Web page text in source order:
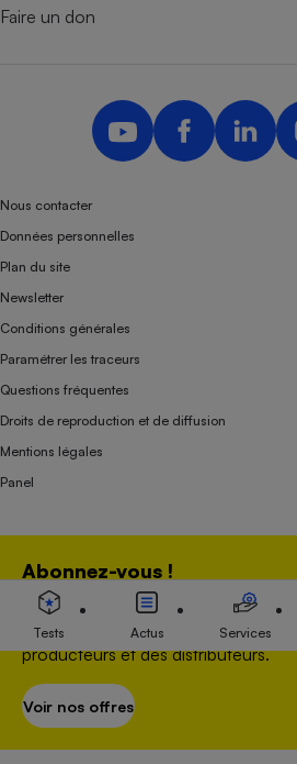
Abonnez-vous !
Bénéficiez d'une expertise unique
une association 100 %
producteurs et des distributeurs.
Voir nos offres
Faire un don
Nous contacter
Données personnelles
Plan du site
Newsletter
Conditions générales
Paramétrer les traceurs
Questions fréquentes
Droits de reproduction et de diffusion
Mentions légales
Panel
Association indépendante de l’État, des
distributeurs depuis 1951.
Tests Actus Services